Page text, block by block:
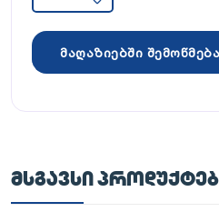
მაღაზიებში შემოწმება
ᲛᲡᲒᲐᲕᲡᲘ